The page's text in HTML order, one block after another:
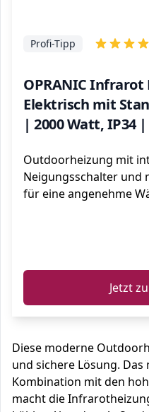
OPRANIC
Elektrisch mit
| 2000 Watt, IP34 |
Profi-Tipp
Outdoorheizung mit
Neigungsschalter und
für eine angenehme
Jetzt
Diese moderne
und sichere Lösung.
Kombination mit den
macht die